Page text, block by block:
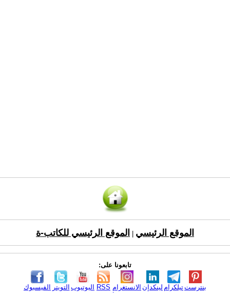
الموقع الرئيسي الموقع الرئيسي للكاتب-ة
تابعونا على:
الفيسبوك التويتر اليوتيوب RSS الانستغرام لينكدإن تيلكرامبنترست